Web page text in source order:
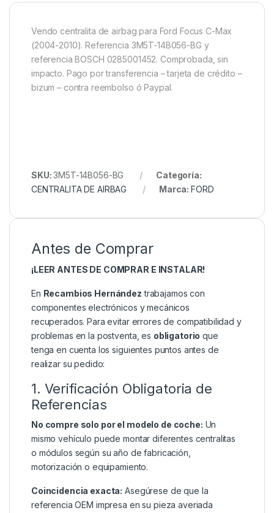
Vendo centralita de airbag para Ford Focus C-Max
(2004-2010). Referencia 3M5T-14B056-BG y
referencia BOSCH 0285001452. Comprobada, sin
impacto. Pago por transferencia – tarjeta de crédito –
bizum – contra reembolso ó Paypal.
SKU:3M5T-14B056-BG
Categoría:
CENTRALITA DE AIRBAG
Marca: FORD
Antes de Comprar
¡LEER ANTES DE COMPRAR E INSTALAR!
En Recambios Hernández trabajamos con
componentes electrónicos y mecánicos
recuperados. Para evitar errores de compatibilidad y
problemas en la postventa, es obligatorio que
tenga en cuenta los siguientes puntos antes de
realizar su pedido:
1. Verificación Obligatoria de
Referencias
No compre solo por el modelo de coche: Un
mismo vehículo puede montar diferentes centralitas
o módulos según su año de fabricación,
motorización o equipamiento.
Coincidencia exacta: Asegúrese de que la
referencia OEM impresa en su pieza averiada